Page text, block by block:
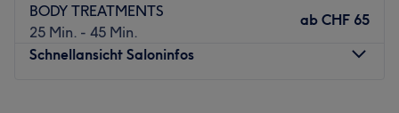
BODY TREATMENTS
25 Min. - 45 Min.
ab CHF 65
Schnellansicht Saloninfos